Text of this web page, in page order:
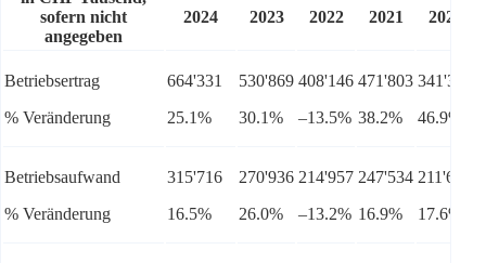
sofern nicht
angegeben
2024 2023 2022 2021 2020
Betriebsertrag
% Veränderung
664'331
25.1%
530'869
30.1%
408'146
–13.5%
471'803
38.2%
341'337
46.9%
Betriebsaufwand
% Veränderung
315'716
16.5%
270'936
26.0%
214'957
–13.2%
247'534
16.9%
211'668
17.6%